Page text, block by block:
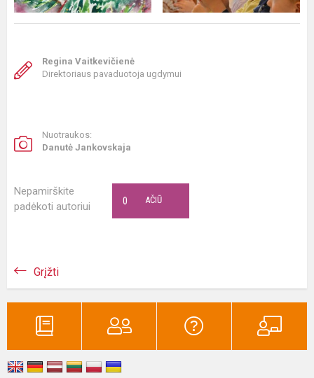
Regina Vaitkevičienė
Direktoriaus pavaduotoja ugdymui
Nuotraukos:
Danutė Jankovskaja
Nepamirškite
padėkoti autoriui
AČIŪ
0
Grįžti